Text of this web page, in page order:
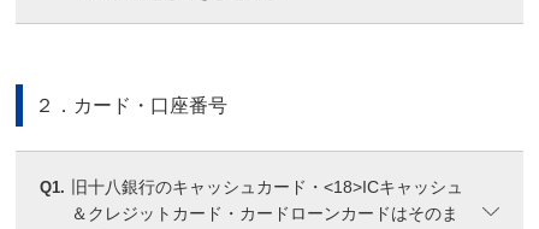
２．カード・口座番号
Q1.
旧十八銀行のキャッシュカード・<18>ICキャッシュ
＆クレジットカード・カードローンカードはそのま